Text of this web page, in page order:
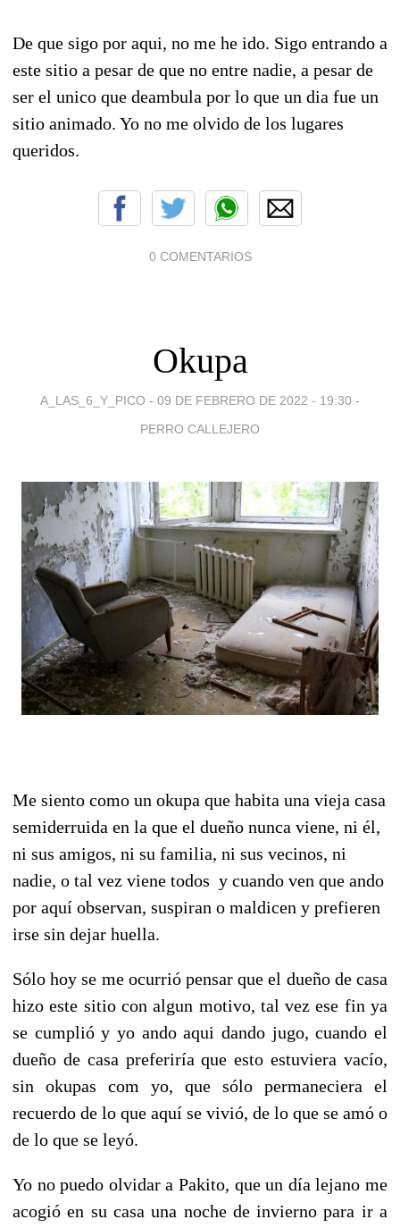
De que sigo por aqui, no me he ido. Sigo entrando a
este sitio a pesar de que no entre nadie, a pesar de
ser el unico que deambula por lo que un dia fue un
sitio animado. Yo no me olvido de los lugares
queridos.
0 COMENTARIOS
Okupa
A_LAS_6_Y_PICO - 09 DE FEBRERO DE 2022 - 19:30 -
PERRO CALLEJERO
Me siento como un okupa que habita una vieja casa
semiderruida en la que el dueño nunca viene, ni él,
ni sus amigos, ni su familia, ni sus vecinos, ni
nadie, o tal vez viene todos y cuando ven que ando
por aquí observan, suspiran o maldicen y prefieren
irse sin dejar huella.
Sólo hoy se me ocurrió pensar que el dueño de casa
hizo este sitio con algun motivo, tal vez ese fin ya
se cumplió y yo ando aqui dando jugo, cuando el
dueño de casa preferiría que esto estuviera vacío,
sin okupas com yo, que sólo permaneciera el
recuerdo de lo que aquí se vivió, de lo que se amó o
de lo que se leyó.
Yo no puedo olvidar a Pakito, que un día lejano me
acogió en su casa una noche de invierno para ir a